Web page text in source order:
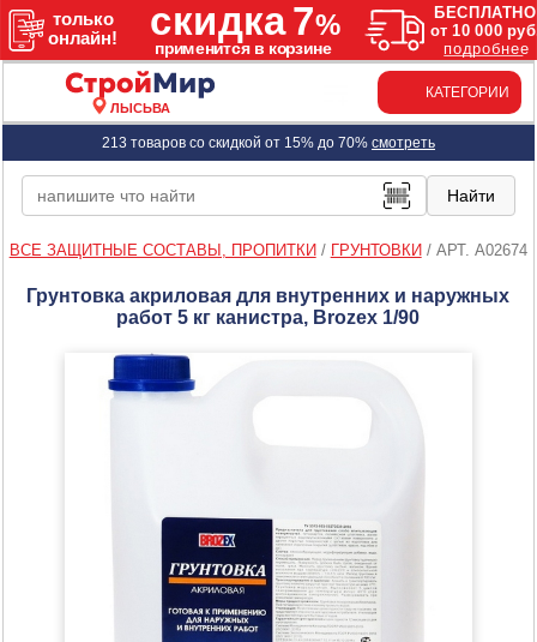
ЛЫСЬВА
КАТЕГОРИИ
213 товаров со скидкой от 15% до 70% смотреть
ВСЕ ЗАЩИТНЫЕ СОСТАВЫ, ПРОПИТКИ / ГРУНТОВКИ / АРТ. A02674
Грунтовка акриловая для внутренних и наружных
работ 5 кг канистра, Brozex 1/90